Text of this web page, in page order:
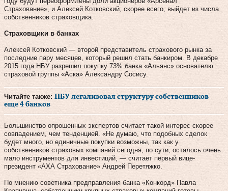
Страхование», и Алексей Котковский, скорее всего, выйдет из числа
собственников страховщика.
Страховщики в банках
Алексей Котковский — второй представитель страхового рынка за
последние пару месяцев, который решил стать банкиром. В декабре
2015 года НБУ разрешил покупку 73% банка «Альянс» основателю
страховой группы «Аска» Александру Сосису.
Читайте также: НБУ легализовал структуру собственников
еще 4 банков
Большинство опрошенных экспертов считает такой интерес скорее
совпадением, чем тенденцией. «Не думаю, что подобных сделок
будет много, но единичные покупки возможны, так как у
собственников страховых компаний сегодня, по сути, осталось очень
мало инструментов для инвестиций, — считает первый вице-
президент «АХА Страхование» Андрей Перетяжко.
По мнению советника предправления банка «Конкорд» Павла